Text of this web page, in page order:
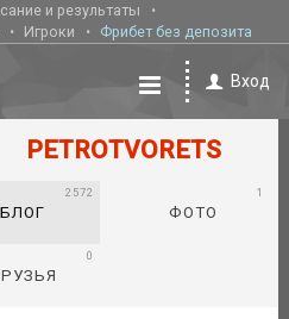
и результаты
Игроки Фрибет без депозита
Вход
PETROTVORETS
БЛОГ
2572
ФОТО
1
0